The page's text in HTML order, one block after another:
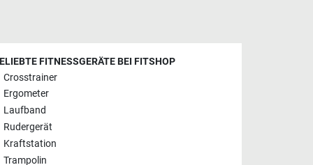
FITNESSGERÄTE BEI FITSHOP
Crosstrainer
Ergometer
Laufband
Rudergerät
Kraftstation
Trampolin